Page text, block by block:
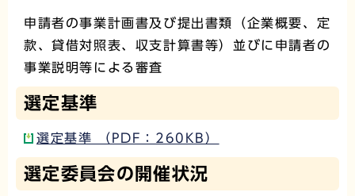
申請者の事業計画書及び提出書類（企業概要、定
款、貸借対照表、収支計算書等）並びに申請者の
事業説明等による審査
選定基準
選定基準 （PDF：260KB）
選定委員会の開催状況